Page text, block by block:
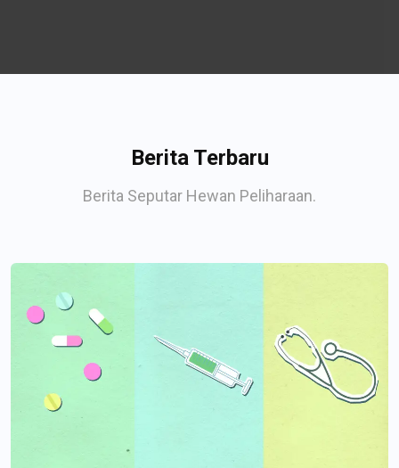
Berita Terbaru
Berita Seputar Hewan Peliharaan.